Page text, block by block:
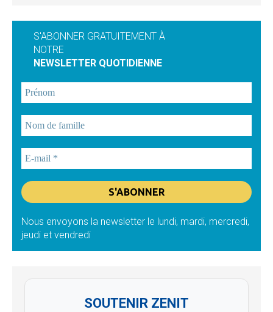
S'ABONNER GRATUITEMENT À
NOTRE
NEWSLETTER QUOTIDIENNE
Nous envoyons la newsletter le lundi, mardi, mercredi,
jeudi et vendredi
SOUTENIR ZENIT